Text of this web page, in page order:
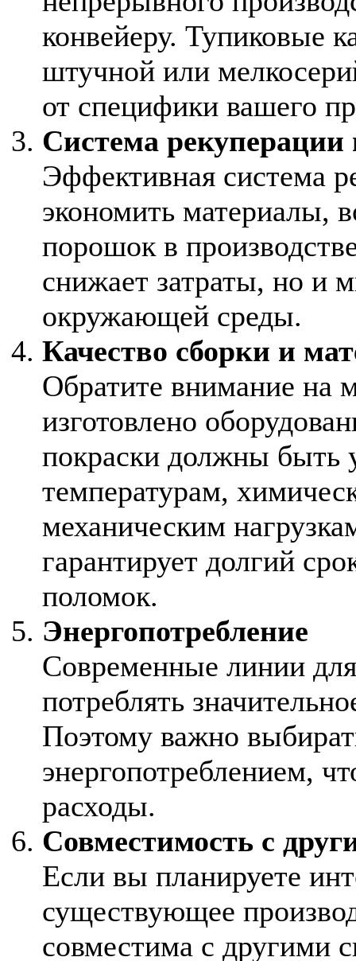
конвейеру. Тупиковые
штучной или
от специфики вашего
Система
Эффективная система
экономить материалы,
порошок в
снижает затраты, но и
окружающей среды.
Качество сборки и
Обратите внимание на
изготовлено
покраски должны быть
температурам,
механическим
гарантирует долгий
поломок.
Энергопотребление
Современные линии
потреблять
Поэтому важно
энергопотреблением,
расходы.
Совместимость с
Если вы планируете
существующее
совместима с другими